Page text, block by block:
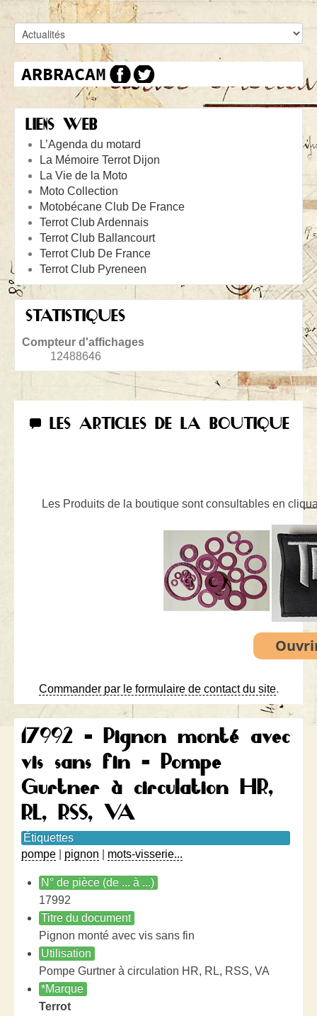
LIENS WEB
L’Agenda du motard
La Mémoire Terrot Dijon
La Vie de la Moto
Moto Collection
Motobécane Club De France
Terrot Club Ardennais
Terrot Club Ballancourt
Terrot Club De France
Terrot Club Pyreneen
STATISTIQUES
Compteur d'affichages
12488646
LES ARTICLES DE LA BOUTIQUE
Les Produits de la boutique sont consultables en
Commander par le formulaire de contact du site.
17992 - Pignon monté avec
vis sans fin - Pompe
Gurtner à circulation HR,
RL, RSS, VA
Étiquettes
pompe
pignon mots-visserie...
N° de pièce (de ... à ...)
17992
Titre du document
Pignon monté avec vis sans fin
Utilisation
Pompe Gurtner à circulation HR, RL, RSS, VA
*Marque
Terrot